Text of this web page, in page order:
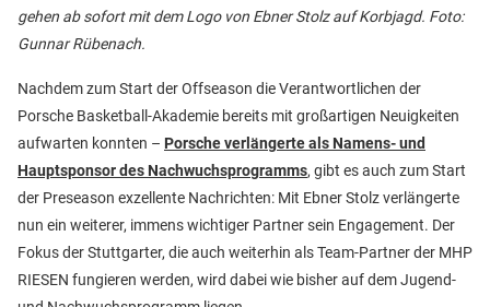
gehen ab sofort mit dem Logo von Ebner Stolz auf Korbjagd. Foto:
Gunnar Rübenach.
Nachdem zum Start der Offseason die Verantwortlichen der
Porsche Basketball-Akademie bereits mit großartigen Neuigkeiten
aufwarten konnten – Porsche verlängerte als Namens- und
Hauptsponsor des Nachwuchsprogramms, gibt es auch zum Start
der Preseason exzellente Nachrichten: Mit Ebner Stolz verlängerte
nun ein weiterer, immens wichtiger Partner sein Engagement. Der
Fokus der Stuttgarter, die auch weiterhin als Team-Partner der MHP
RIESEN fungieren werden, wird dabei wie bisher auf dem Jugend-